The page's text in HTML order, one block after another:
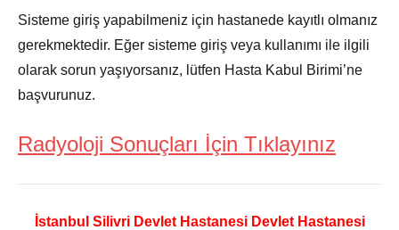
Sisteme giriş yapabilmeniz için hastanede kayıtlı olmanız
gerekmektedir. Eğer sisteme giriş veya kullanımı ile ilgili
olarak sorun yaşıyorsanız, lütfen Hasta Kabul Birimi’ne
başvurunuz.
Radyoloji Sonuçları İçin Tıklayınız
İstanbul Silivri Devlet Hastanesi Devlet Hastanesi